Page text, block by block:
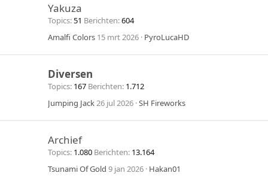
Yakuza
Topics 51 Berichten 604
Amalfi Colors 15 mrt 2026 PyroLucaHD
Diversen
Topics 167 Berichten 1.712
Jumping Jack26 jul 2026 SH Fireworks
Archief
Topics 1.080 Berichten 13.164
Tsunami Of Gold 9 jan 2026 Hakan01